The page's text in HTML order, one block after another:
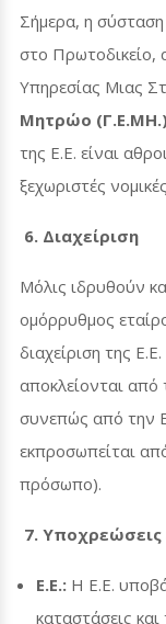
Σήμερα, η σύσταση
στο Πρωτοδικείο,
Υπηρεσίας Μιας
Μητρώο
της Ε.Ε. είναι
ξεχωριστές
6. Διαχείριση
Μόλις ιδρυθούν
ομόρρυθμος
διαχείριση της
αποκλείονται από
συνεπώς από την
εκπροσωπείται
πρόσωπο).
7. Υποχρεώσεις
Ε.Ε.: Η Ε.Ε.
καταστάσεις